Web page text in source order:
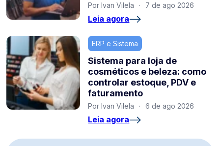
Por Ivan Vilela · 7 de ago 2026
Leia agora
ERP e Sistema
Sistema para loja de
cosméticos e beleza: como
controlar estoque, PDV e
faturamento
Por Ivan Vilela · 6 de ago 2026
Leia agora